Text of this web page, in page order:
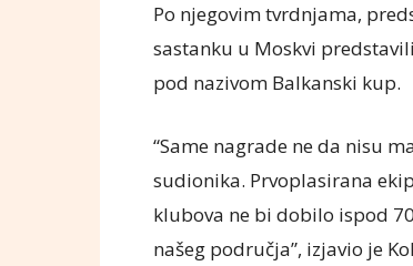
Po njegovim tvrdnjama,
sastanku u Moskvi
pod nazivom Balkanski kup.
“Same nagrade ne da nisu
sudionika. Prvoplasirana
klubova ne bi dobilo ispod
našeg područja”, izjavio je